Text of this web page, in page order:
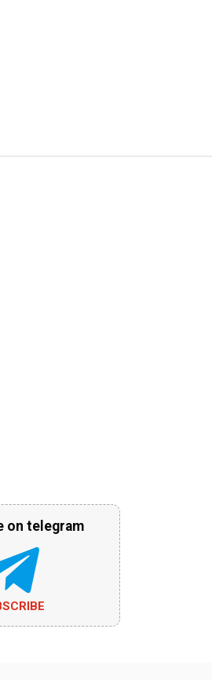
on telegram